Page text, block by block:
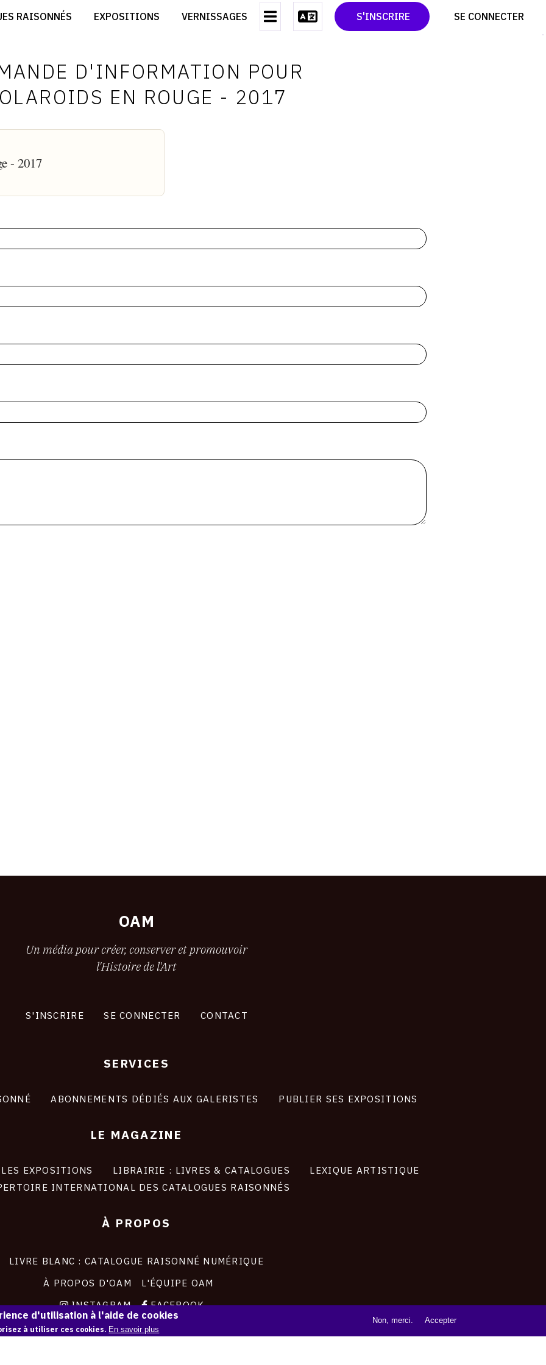
RAISONNÉS EXPOSITIONS VERNISSAGES S'INSCRIRE SE CONNECTER
CRÉER SON CATALOGUE D'EXPO
DEVENIR CONTRIBUTEUR
CONTACT
CGU
TWITTER
PINTEREST
D'INFORMATION POUR
EN ROUGE - 2017
- 2017
OAM
Un média pour créer, conserver et promouvoir
l'Histoire de l'Art
S'INSCRIRE SE CONNECTER CONTACT
SERVICES
ABONNEMENTS DÉDIÉS AUX GALERISTES PUBLIER SES EXPOSITIONS
LE MAGAZINE
LES EXPOSITIONS LIBRAIRIE : LIVRES & CATALOGUES
LEXIQUE ARTISTIQUE
INTERNATIONAL DES CATALOGUES RAISONNÉS
À PROPOS
LIVRE BLANC : CATALOGUE RAISONNÉ NUMÉRIQUE
À PROPOS D'OAM
L'ÉQUIPE OAM
INSTAGRAM
FACEBOOK
CGU
CGV
d'utilisation à l'aide de cookies
à utiliser ces cookies. En savoir plus
Non, merci. Accepter